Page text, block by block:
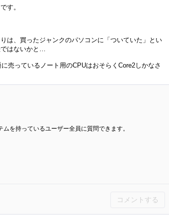
す。
は、買ったジャンクのパソコンに「ついていた」とい
ではないかと…
売っているノート用のCPUはおそらくCore2しかなさ
を持っているユーザー全員に質問できます。
コメントする